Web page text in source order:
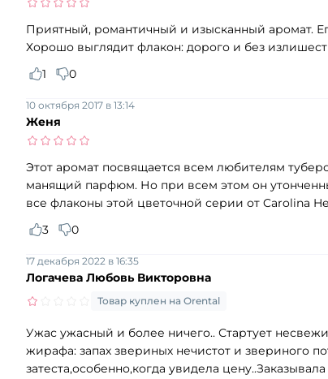
Приятный, романтичный и изысканный аромат.
Хорошо выглядит флакон: дорого и без
1
0
Женя
10 октября 2017 в 13:14
Этот аромат посвящается всем любителям
манящий парфюм. Но при всем этом он
все флаконы этой цветочной серии от Carolina
3
0
Логачева Любовь Викторовна
17 декабря 2022 в 16:35
Товар куплен на Orental
Ужас ужасный и более ничего.. Стартует
жирафа: запах звериных нечистот и звериного
затеста,особенно,когда увидела